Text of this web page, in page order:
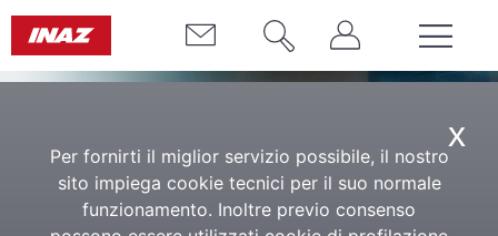
x
Per fornirti il miglior servizio possibile, il nostro
sito impiega cookie tecnici per il suo normale
funzionamento. Inoltre previo consenso